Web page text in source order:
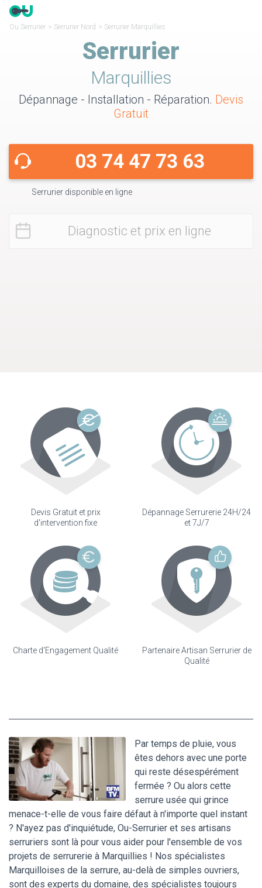
Ou Serrurier > Serrurier Nord > Serrurier Marquillies
Serrurier
Marquillies
Dépannage - Installation - Réparation. Devis
Gratuit
03 74 47 73 63
Serrurier disponible en ligne
Diagnostic et prix en ligne
Devis Gratuit et prix
d'intervention fixe
Dépannage Serrurerie 24H/24
et 7J/7
Charte d'Engagement Qualité
Partenaire Artisan Serrurier de
Qualité
Par temps de pluie, vous
êtes dehors avec une porte
qui reste désespérément
fermée ? Ou alors cette
serrure usée qui grince
menace-t-elle de vous faire défaut à n'importe quel instant
? N'ayez pas d'inquiétude, Ou-Serrurier et ses artisans
serruriers sont là pour vous aider pour l'ensemble de vos
projets de serrurerie à Marquillies ! Nos spécialistes
Marquilloises de la serrure, au-delà de simples ouvriers,
sont des experts du domaine, des spécialistes toujours